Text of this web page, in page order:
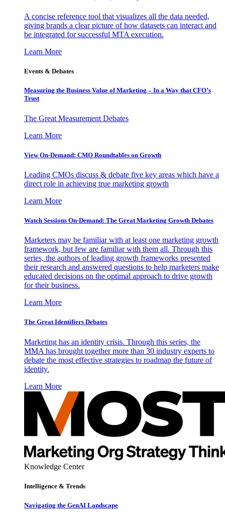
A concise reference tool that visualizes all the data needed,
giving brands a clear picture of how datasets can interact and
be integrated for successful MTA execution.
Learn More
Events & Debates
Measuring the Business Value of Marketing – In a Way that CFO’s
Trust
The Great Measurement Debates
Learn More
View On-Demand: CMO Roundtables on Growth
Leading CMOs discuss & debate five key areas which have a
direct role in achieving true marketing growth
Learn More
Watch Sessions On-Demand: The Great Marketing Growth Debates
Marketers may be familiar with at least one marketing growth
framework, but few are familiar with them all. Through this
series, the authors of leading growth frameworks presented
their research and answered questions to help marketers make
educated decisions on the optimal approach to drive growth
for their business.
Learn More
The Great Identifiers Debates
Marketing has an identity crisis. Through this series, the
MMA has brought together more than 30 industry experts to
debate the most effective strategies to roadmap the future of
identity.
Learn More
Knowledge Center
Intelligence & Trends
Navigating the GenAI Landscape